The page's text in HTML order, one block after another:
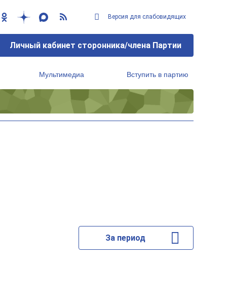
Версия для слабовидящих
Личный кабинет сторонника/члена Партии
Мультимедиа Вступить в партию
За период